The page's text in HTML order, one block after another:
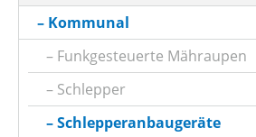
Kommunal
Funkgesteuerte Mähraupen
Schlepper
Schlepperanbaugeräte